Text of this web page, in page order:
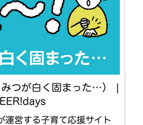
つが白く固まった…） |
運営する子育て応援サイト